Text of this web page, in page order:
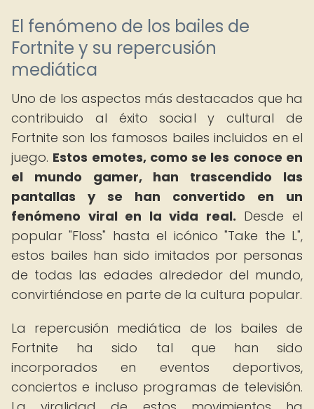
El fenómeno de los bailes de
Fortnite y su repercusión
mediática
Uno de los aspectos más destacados que ha
contribuido al éxito social y cultural de
Fortnite son los famosos bailes incluidos en el
juego. Estos emotes, como se les conoce en
el mundo gamer, han trascendido las
pantallas y se han convertido en un
fenómeno viral en la vida real. Desde el
popular "Floss" hasta el icónico "Take the L",
estos bailes han sido imitados por personas
de todas las edades alrededor del mundo,
convirtiéndose en parte de la cultura popular.
La repercusión mediática de los bailes de
Fortnite ha sido tal que han sido
incorporados en eventos deportivos,
conciertos e incluso programas de televisión.